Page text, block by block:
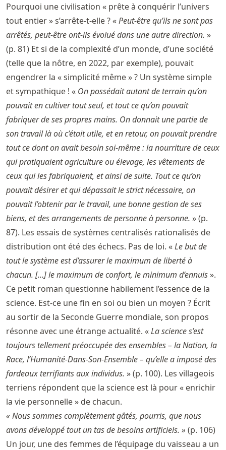
Pourquoi une civilisation « prête à conquérir l’univers
tout entier » s’arrête-t-elle ? «Peut-être qu’ils ne sont pas
arrêtés, peut-être ont-ils évolué dans une autre direction. »
(p. 81) Et si de la complexité d’un monde, d’une société
(telle que la nôtre, en 2022, par exemple), pouvait
engendrer la « simplicité même » ? Un système simple
et sympathique ! « On possédait autant de terrain qu’on
pouvait en cultiver tout seul, et tout ce qu’on pouvait
fabriquer de ses propres mains. On donnait une partie de
son travail là où c’était utile, et en retour, on pouvait prendre
tout ce dont on avait besoin soi-même : la nourriture de ceux
qui pratiquaient agriculture ou élevage, les vêtements de
ceux qui les fabriquaient, et ainsi de suite. Tout ce qu’on
pouvait désirer et qui dépassait le strict nécessaire, on
pouvait l’obtenir par le travail, une bonne gestion de ses
biens, et des arrangements de personne à personne. » (p.
87). Les essais de systèmes centralisés rationalisés de
distribution ont été des échecs. Pas de loi. «Le but de
tout le système est d’assurer le maximum de liberté à
chacun. […] le maximum de confort, le minimum d’ennuis».
Ce petit roman questionne habilement l’essence de la
science. Est-ce une fin en soi ou bien un moyen ? Écrit
au sortir de la Seconde Guerre mondiale, son propos
résonne avec une étrange actualité. «La science s’est
toujours tellement préoccupée des ensembles – la Nation, la
Race, l’Humanité-Dans-Son-Ensemble – qu’elle a imposé des
fardeaux terrifiants aux individus. » (p. 100). Les villageois
terriens répondent que la science est là pour « enrichir
la vie personnelle » de chacun.
« Nous sommes complètement gâtés, pourris, que nous
avons développé tout un tas de besoins artificiels. » (p. 106)
Un jour, une des femmes de l’équipage du vaisseau a un